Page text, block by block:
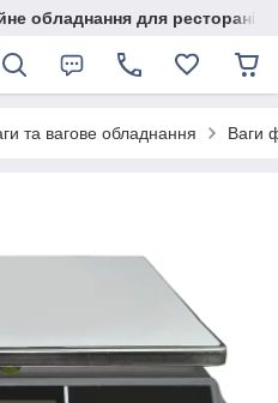
обладнання для ресторанів,
та вагове обладнання Ваги